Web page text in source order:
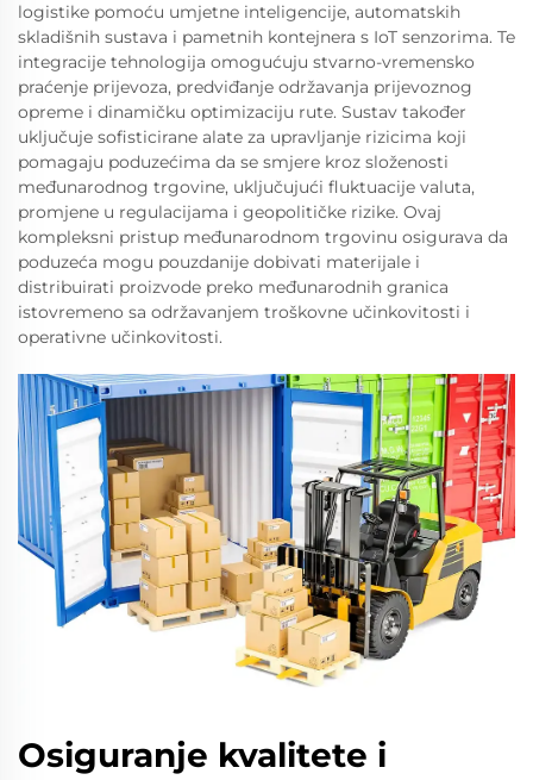
logistike pomoću umjetne inteligencije, automatskih
skladišnih sustava i pametnih kontejnera s IoT senzorima. Te
integracije tehnologija omogućuju stvarno-vremensko
praćenje prijevoza, predviđanje održavanja prijevoznog
opreme i dinamičku optimizaciju rute. Sustav također
uključuje sofisticirane alate za upravljanje rizicima koji
pomagaju poduzećima da se smjere kroz složenosti
međunarodnog trgovine, uključujući fluktuacije valuta,
promjene u regulacijama i geopolitičke rizike. Ovaj
kompleksni pristup međunarodnom trgovinu osigurava da
poduzeća mogu pouzdanije dobivati materijale i
distribuirati proizvode preko međunarodnih granica
istovremeno sa održavanjem troškovne učinkovitosti i
operativne učinkovitosti.
Osiguranje kvalitete i